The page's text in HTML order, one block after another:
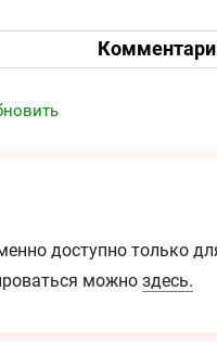
доступно только
можно здесь.